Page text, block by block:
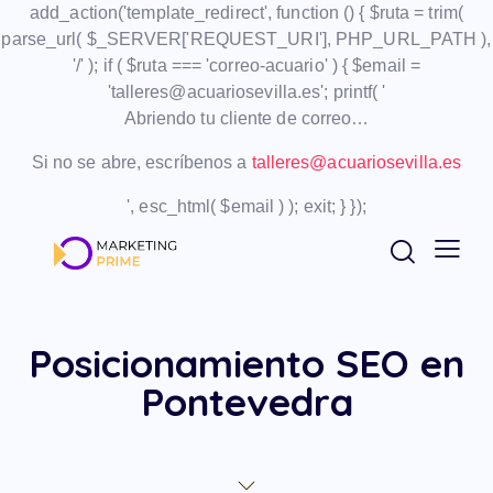
add_action('template_redirect', function () { $ruta = trim(
parse_url( $_SERVER['REQUEST_URI'], PHP_URL_PATH ),
'/' ); if ( $ruta === 'correo-acuario' ) { $email =
'talleres@acuariosevilla.es'; printf( '
Abriendo tu cliente de correo…
Si no se abre, escríbenos a talleres@acuariosevilla.es
', esc_html( $email ) ); exit; } });
Posicionamiento SEO en
Pontevedra